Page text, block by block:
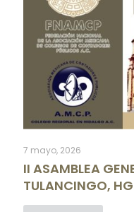
7 mayo, 2026
II ASAMBLEA
TULANCINGO,